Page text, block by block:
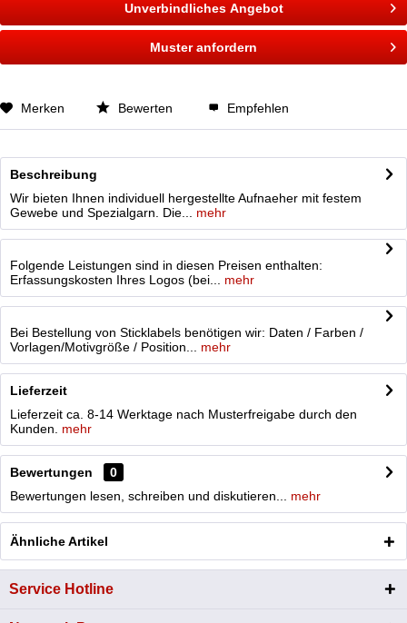
Unverbindliches Angebot
Muster anfordern
Merken Bewerten Empfehlen
Beschreibung
Wir bieten Ihnen individuell hergestellte Aufnaeher mit festem
Gewebe und Spezialgarn. Die...
mehr
Folgende Leistungen sind in diesen Preisen enthalten:
Erfassungskosten Ihres Logos (bei...
mehr
Bei Bestellung von Sticklabels benötigen wir: Daten / Farben /
Vorlagen/Motivgröße / Position...
mehr
Lieferzeit
Lieferzeit ca. 8-14 Werktage nach Musterfreigabe durch den
Kunden.
mehr
Bewertungen
0
Bewertungen lesen, schreiben und diskutieren...
mehr
Ähnliche Artikel
Service Hotline